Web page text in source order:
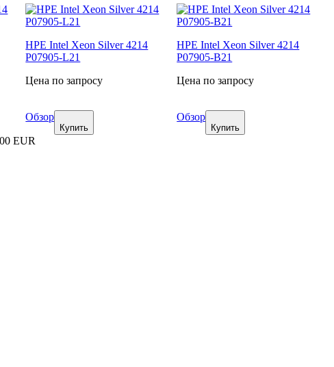
HPE Intel Xeon Silver 4214
P07905-L21
Цена по запросу
Обзор
Купить
HPE Intel Xeon Silver 4214
P07905-B21
Цена по запросу
Обзор
Купить
EUR